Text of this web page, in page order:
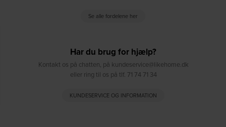
Se alle fordelene her
Har du brug for hjælp?
Kontakt os på chatten, på kundeservice@likehome.dk
eller ring til os på tlf. 71 74 71 34
KUNDESERVICE OG INFORMATION